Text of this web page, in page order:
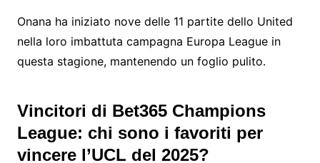
Onana ha iniziato nove delle 11 partite dello United
nella loro imbattuta campagna Europa League in
questa stagione, mantenendo un foglio pulito.
Vincitori di Bet365 Champions
League: chi sono i favoriti per
vincere l’UCL del 2025?